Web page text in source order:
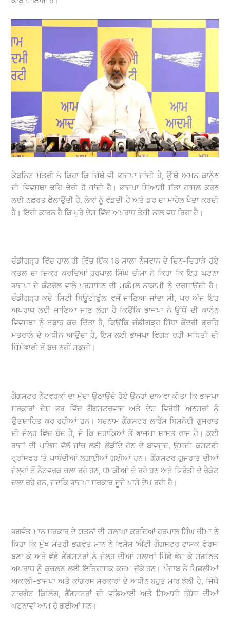
ਕੈਬਨਿਟ ਮੰਤਰੀ ਨੇ ਕਿਹਾ ਕਿ ਜਿੱਥੇ ਵੀ ਭਾਜਪਾ ਜਾਂਦੀ ਹੈ, ਉੱਥੇ ਅਮਨ-ਕਾਨੂੰਨ
ਦੀ ਵਿਵਸਥਾ ਢਹਿ-ਢੇਰੀ ਹੋ ਜਾਂਦੀ ਹੈ। ਭਾਜਪਾ ਸਿਆਸੀ ਸੱਤਾ ਹਾਸਲ ਕਰਨ
ਲਈ ਨਫ਼ਰਤ ਫੈਲਾਉਂਦੀ ਹੈ, ਲੋਕਾਂ ਨੂੰ ਵੰਡਦੀ ਹੈ ਅਤੇ ਡਰ ਦਾ ਮਾਹੌਲ ਪੈਦਾ ਕਰਦੀ
ਹੈ। ਇਹੀ ਕਾਰਨ ਹੈ ਕਿ ਪੂਰੇ ਦੇਸ਼ ਵਿੱਚ ਅਪਰਾਧ ਤੇਜ਼ੀ ਨਾਲ ਵਧ ਰਿਹਾ ਹੈ।
ਚੰਡੀਗੜ੍ਹ ਵਿੱਚ ਹਾਲ ਹੀ ਵਿੱਚ ਇੱਕ 18 ਸਾਲਾ ਨੌਜਵਾਨ ਦੇ ਦਿਨ-ਦਿਹਾੜੇ ਹੋਏ
ਕਤਲ ਦਾ ਜ਼ਿਕਰ ਕਰਦਿਆਂ ਹਰਪਾਲ ਸਿੰਘ ਚੀਮਾ ਨੇ ਕਿਹਾ ਕਿ ਇਹ ਘਟਨਾ
ਭਾਜਪਾ ਦੇ ਕੰਟਰੋਲ ਵਾਲੇ ਪ੍ਰਸ਼ਾਸਨ ਦੀ ਮੁਕੰਮਲ ਨਾਕਾਮੀ ਨੂੰ ਦਰਸਾਉਂਦੀ ਹੈ।
ਚੰਡੀਗੜ੍ਹ ਕਦੇ ‘ਸਿਟੀ ਬਿਊਟੀਫੁੱਲ’ ਵਜੋਂ ਜਾਣਿਆ ਜਾਂਦਾ ਸੀ, ਪਰ ਅੱਜ ਇਹ
ਅਪਰਾਧ ਲਈ ਜਾਣਿਆ ਜਾਣ ਲੱਗਾ ਹੈ ਕਿਉਂਕਿ ਭਾਜਪਾ ਨੇ ਉੱਥੋਂ ਦੀ ਕਾਨੂੰਨ
ਵਿਵਸਥਾ ਨੂੰ ਤਬਾਹ ਕਰ ਦਿੱਤਾ ਹੈ, ਕਿਉਂਕਿ ਚੰਡੀਗੜ੍ਹ ਸਿੱਧਾ ਕੇਂਦਰੀ ਗ੍ਰਹਿ
ਮੰਤਰਾਲੇ ਦੇ ਅਧੀਨ ਆਉਂਦਾ ਹੈ, ਇਸ ਲਈ ਭਾਜਪਾ ਵਿਗੜ ਰਹੀ ਸਥਿਤੀ ਦੀ
ਜ਼ਿੰਮੇਵਾਰੀ ਤੋਂ ਬਚ ਨਹੀਂ ਸਕਦੀ।
ਗੈਂਗਸਟਰ ਨੈੱਟਵਰਕਾਂ ਦਾ ਮੁੱਦਾ ਉਠਾਉਂਦੇ ਹੋਏ ਉਨ੍ਹਾਂ ਦਾਅਵਾ ਕੀਤਾ ਕਿ ਭਾਜਪਾ
ਸਰਕਾਰਾਂ ਦੇਸ਼ ਭਰ ਵਿੱਚ ਗੈਂਗਸਟਰਵਾਦ ਅਤੇ ਦੇਸ਼ ਵਿਰੋਧੀ ਅਨਸਰਾਂ ਨੂੰ
ਉਤਸ਼ਾਹਿਤ ਕਰ ਰਹੀਆਂ ਹਨ। ਬਦਨਾਮ ਗੈਂਗਸਟਰ ਲਾਰੈਂਸ ਬਿਸ਼ਨੋਈ ਗੁਜਰਾਤ
ਦੀ ਜੇਲ੍ਹ ਵਿੱਚ ਬੰਦ ਹੈ, ਜੋ ਕਿ ਦਹਾਕਿਆਂ ਤੋਂ ਭਾਜਪਾ ਸ਼ਾਸਤ ਰਾਜ ਹੈ। ਕਈ
ਰਾਜਾਂ ਦੀ ਪੁਲਿਸ ਵੱਲੋਂ ਜਾਂਚ ਲਈ ਲੋੜੀਂਦੇ ਹੋਣ ਦੇ ਬਾਵਜੂਦ, ਉਸਦੀ ਕਸਟਡੀ
ਟ੍ਰਾਂਸਫਰ ‘ਤੇ ਪਾਬੰਦੀਆਂ ਲਗਾਈਆਂ ਗਈਆਂ ਹਨ। ਗੈਂਗਸਟਰ ਗੁਜਰਾਤ ਦੀਆਂ
ਜੇਲ੍ਹਾਂ ਤੋਂ ਨੈੱਟਵਰਕ ਚਲਾ ਰਹੇ ਹਨ, ਧਮਕੀਆਂ ਦੇ ਰਹੇ ਹਨ ਅਤੇ ਫਿਰੌਤੀ ਦੇ ਰੈਕੇਟ
ਚਲਾ ਰਹੇ ਹਨ, ਜਦਕਿ ਭਾਜਪਾ ਸਰਕਾਰ ਦੂਜੇ ਪਾਸੇ ਦੇਖ ਰਹੀ ਹੈ।
ਭਗਵੰਤ ਮਾਨ ਸਰਕਾਰ ਦੇ ਯਤਨਾਂ ਦੀ ਸ਼ਲਾਘਾ ਕਰਦਿਆਂ ਹਰਪਾਲ ਸਿੰਘ ਚੀਮਾ ਨੇ
ਕਿਹਾ ਕਿ ਮੁੱਖ ਮੰਤਰੀ ਭਗਵੰਤ ਮਾਨ ਨੇ ਵਿਸ਼ੇਸ਼ ‘ਐਂਟੀ ਗੈਂਗਸਟਰ ਟਾਸਕ ਫੋਰਸ’
ਬਣਾ ਕੇ ਅਤੇ ਵੱਡੇ ਗੈਂਗਸਟਰਾਂ ਨੂੰ ਜੇਲ੍ਹ ਦੀਆਂ ਸਲਾਖਾਂ ਪਿੱਛੇ ਭੇਜ ਕੇ ਸੰਗਠਿਤ
ਅਪਰਾਧ ਨੂੰ ਕੁਚਲਣ ਲਈ ਇਤਿਹਾਸਕ ਕਦਮ ਚੁੱਕੇ ਹਨ। ਪੰਜਾਬ ਨੇ ਪਿਛਲੀਆਂ
ਅਕਾਲੀ-ਭਾਜਪਾ ਅਤੇ ਕਾਂਗਰਸ ਸਰਕਾਰਾਂ ਦੇ ਅਧੀਨ ਬਹੁਤ ਮਾਰ ਝੱਲੀ ਹੈ, ਜਿੱਥੇ
ਟਾਰਗੇਟ ਕਿਲਿੰਗ, ਗੈਂਗਸਟਰਾਂ ਦੀ ਵਡਿਆਈ ਅਤੇ ਸਿਆਸੀ ਹਿੰਸਾ ਦੀਆਂ
ਘਟਨਾਵਾਂ ਆਮ ਹੋ ਗਈਆਂ ਸਨ।